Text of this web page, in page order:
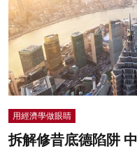
用經濟學做眼睛
拆解修昔底德陷阱